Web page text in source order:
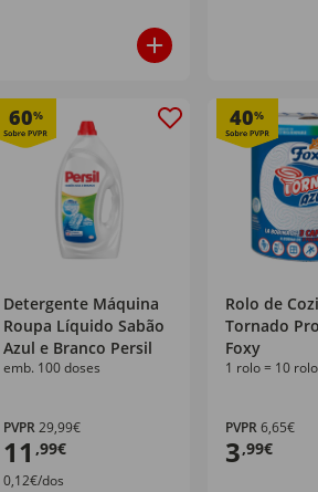
60%
Detergente Máquina
Roupa Líquido Sabão
Azul e Branco Persil
emb. 100 doses
PVPR29,99€
11 ,99€
0,12€/dos
40%
Rolo de
Tornado
Foxy
1 rolo = 10
PVPR6,65€
3,99€